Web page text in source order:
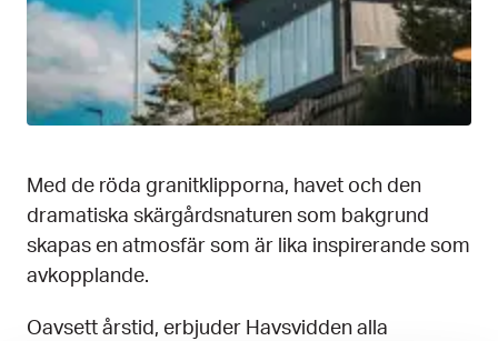
Med de röda granitklipporna, havet och den
dramatiska skärgårdsnaturen som bakgrund
skapas en atmosfär som är lika inspirerande som
avkopplande.
Oavsett årstid, erbjuder Havsvidden alla